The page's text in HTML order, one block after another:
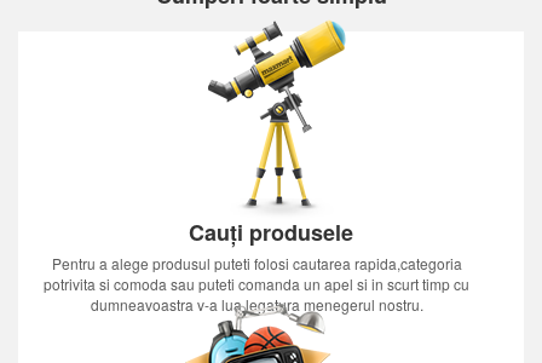
Cauți produsele
Pentru a alege produsul puteti folosi cautarea rapida,categoria
potrivita si comoda sau puteti comanda un apel si in scurt timp cu
dumneavoastra v-a lua legatura menegerul nostru.